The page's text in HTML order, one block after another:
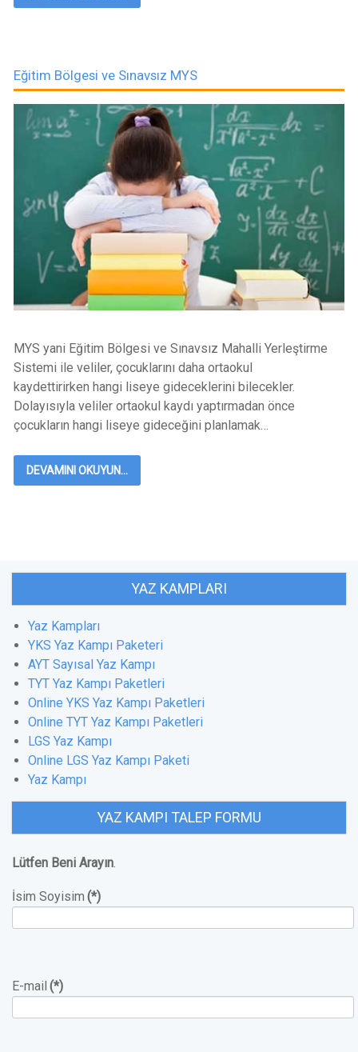
Eğitim Bölgesi ve Sınavsız MYS
MYS yani Eğitim Bölgesi ve Sınavsız Mahalli Yerleştirme
Sistemi ile veliler, çocuklarını daha ortaokul
kaydettirirken hangi liseye gideceklerini bilecekler.
Dolayısıyla veliler ortaokul kaydı yaptırmadan önce
çocukların hangi liseye gideceğini planlamak…
DEVAMINI OKUYUN...
YAZ KAMPLARI
Yaz Kampları
YKS Yaz Kampı Paketeri
AYT Sayısal Yaz Kampı
TYT Yaz Kampı Paketleri
Online YKS Yaz Kampı Paketleri
Online TYT Yaz Kampı Paketleri
LGS Yaz Kampı
Online LGS Yaz Kampı Paketi
Yaz Kampı
YAZ KAMPI TALEP FORMU
Lütfen Beni Arayın.
İsim Soyisim (*)
E-mail (*)